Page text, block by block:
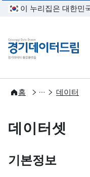
이 누리집은 대한민
경기데이터드림
홈
개방 데이터
데이터셋
기본정보